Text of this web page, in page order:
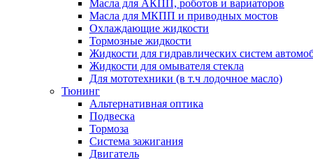
Масла для АКПП, роботов и вариаторов
Масла для МКПП и приводных мостов
Охлаждающие жидкости
Тормозные жидкости
Жидкости для гидравлических систем
Жидкости для омывателя стекла
Для мототехники (в т.ч лодочное масло)
Тюнинг
Альтернативная оптика
Подвеска
Тормоза
Система зажигания
Двигатель